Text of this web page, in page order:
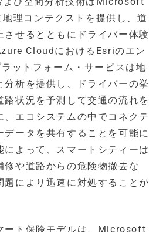
理コンテクストを提供し、道
させるとともにドライバー体験
CloudにおけるEsriのエン
ットフォーム・サービスは地
分析を提供し、ドライバーの挙
路状況を予測して交通の流れを
、エコシステムの中でコネクテ
データを共有することを可能に
によって、スマートシティーは
修や道路からの危険物撤去な
題により迅速に対処することが
ート保険モデルは、Microsoft